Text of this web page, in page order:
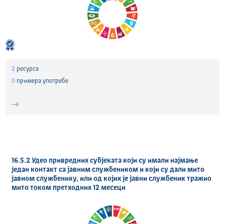
2 ресурса
0 примера употребе
16.5.2 Удео привредних субјеката који су имали најмање
један контакт са јавним службеником и који су дали мито
јавном службенику, или од којих је јавни службеник тражио
мито током претходних 12 месеци